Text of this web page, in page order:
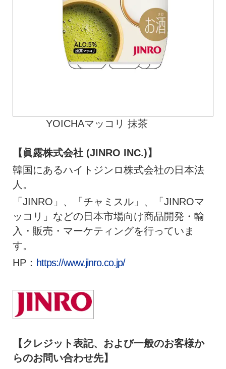
YOICHAマッコリ 抹茶
【眞露株式会社 (JINRO INC.)】
韓国にあるハイトジンロ株式会社の日本法
人。
「JINRO」、「チャミスル」、「JINROマ
ッコリ」などの日本市場向け商品開発・輸
入・販売・マーケティングを行っていま
す。
HP： https://www.jinro.co.jp/
【クレジット表記、および一般のお客様か
らのお問い合わせ先】